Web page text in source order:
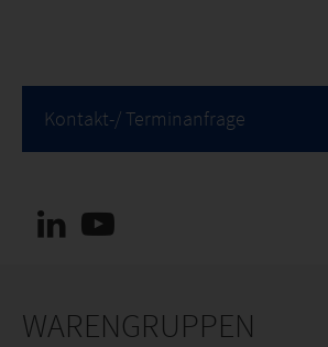
Kontakt-/ Terminanfrage
WARENGRUPPEN